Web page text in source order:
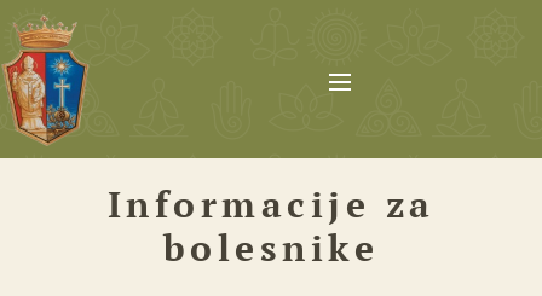
Informacije za
bolesnike